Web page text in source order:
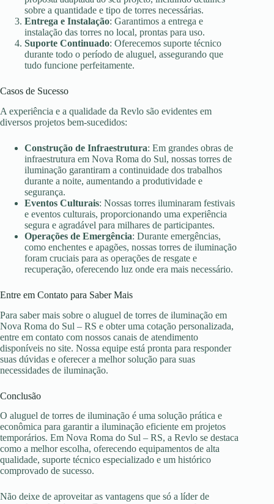
sobre a quantidade e tipo de torres necessárias.
Entrega e Instalação: Garantimos a entrega e
instalação das torres no local, prontas para uso.
Suporte Continuado: Oferecemos suporte técnico
durante todo o período de aluguel, assegurando que
tudo funcione perfeitamente.
Casos de Sucesso
A experiência e a qualidade da Revlo são evidentes em
diversos projetos bem-sucedidos:
Construção de Infraestrutura: Em grandes obras de
infraestrutura em Nova Roma do Sul, nossas torres de
iluminação garantiram a continuidade dos trabalhos
durante a noite, aumentando a produtividade e
segurança.
Eventos Culturais: Nossas torres iluminaram festivais
e eventos culturais, proporcionando uma experiência
segura e agradável para milhares de participantes.
Operações de Emergência: Durante emergências,
como enchentes e apagões, nossas torres de iluminação
foram cruciais para as operações de resgate e
recuperação, oferecendo luz onde era mais necessário.
Entre em Contato para Saber Mais
Para saber mais sobre o aluguel de torres de iluminação em
Nova Roma do Sul – RS e obter uma cotação personalizada,
entre em contato com nossos canais de atendimento
disponíveis no site. Nossa equipe está pronta para responder
suas dúvidas e oferecer a melhor solução para suas
necessidades de iluminação.
Conclusão
O aluguel de torres de iluminação é uma solução prática e
econômica para garantir a iluminação eficiente em projetos
temporários. Em Nova Roma do Sul – RS, a Revlo se destaca
como a melhor escolha, oferecendo equipamentos de alta
qualidade, suporte técnico especializado e um histórico
comprovado de sucesso.
Não deixe de aproveitar as vantagens que só a líder de